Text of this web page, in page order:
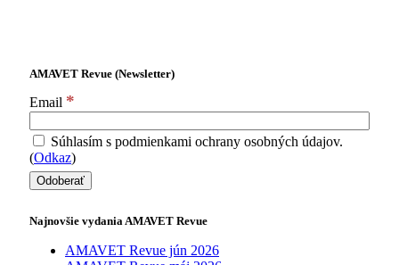
AMAVET Revue (Newsletter)
Email *
Súhlasím s podmienkami ochrany osobných údajov.
(Odkaz)
Najnovšie vydania AMAVET Revue
AMAVET Revue jún 2026